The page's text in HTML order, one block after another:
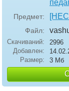
Предмет:
Файл:
Скачиваний:
2996
Добавлен:
Размер:
3 Мб